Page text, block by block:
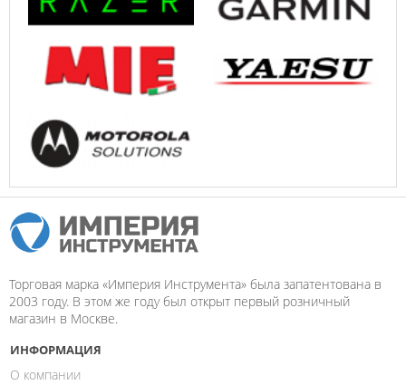
Торговая марка «Империя Инструмента» была запатентована в
2003 году. В этом же году был открыт первый розничный
магазин в Москве.
ИНФОРМАЦИЯ
О компании